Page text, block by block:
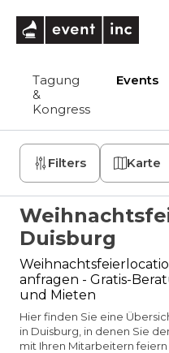
Tagung
&
Kongress
Events
Filters Karte
Duisburg
anfragen - Gratis-
und Mieten
Hier finden Sie eine
in Duisburg, in denen Sie
mit Ihren Mitarbeitern